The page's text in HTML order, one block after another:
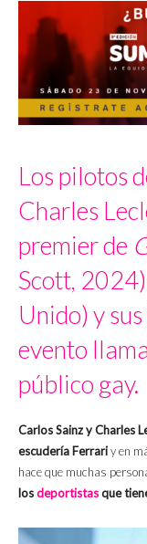
Los pilotos
Charles
premier de
Scott,
Unido) y
evento
público gay.
Carlos Sainz y Charles
escudería Ferrariy en
hace que muchas
losdeportistasque